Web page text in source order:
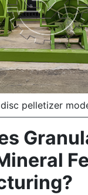
disc pelletizer